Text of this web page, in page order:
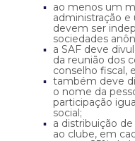
ao menos um
administração e
devem ser
sociedades
a SAF deve
da reunião dos
conselho fiscal,
também deve
o nome da
participação
social;
a distribuição
ao clube, em